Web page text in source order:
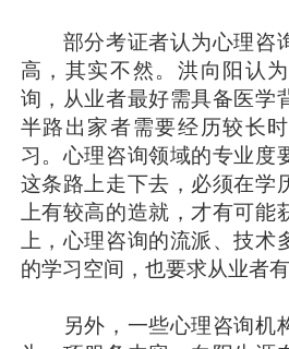
部分考证者认为心理咨
高，其实不然。洪向阳认
询，从业者最好需具备医学
半路出家者需要经历较长
习。心理咨询领域的专业度
这条路上走下去，必须在学
上有较高的造就，才有可能
上，心理咨询的流派、技术
的学习空间，也要求从业者
另外，一些心理咨询机